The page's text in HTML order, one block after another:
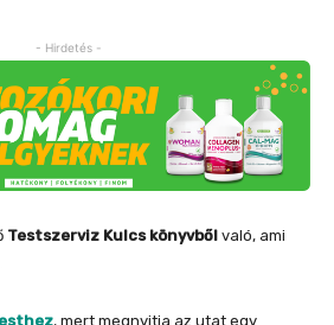
- Hirdetés -
Testszerviz Kulcs könyvből való, ami
, mert megnyitja az utat egy